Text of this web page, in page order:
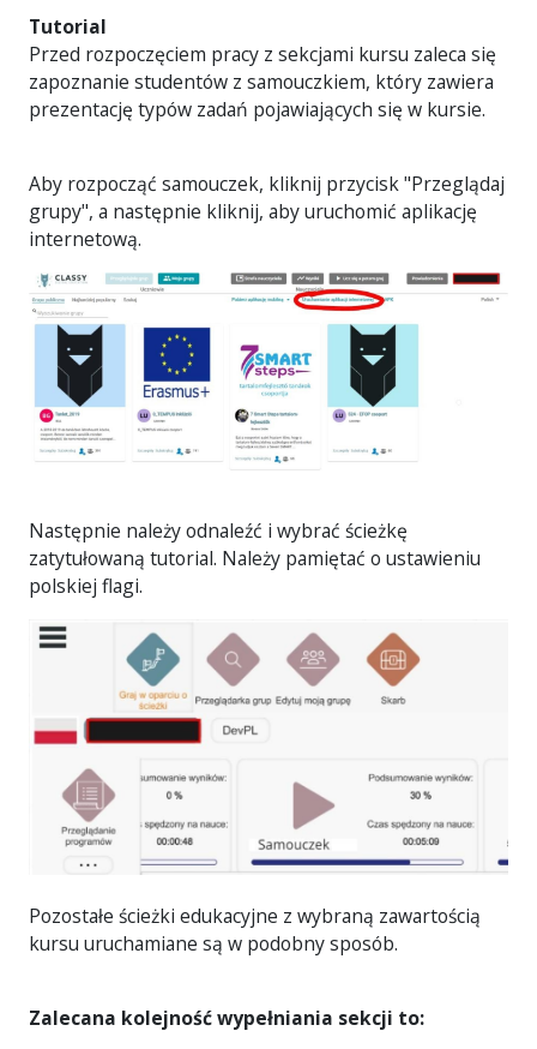
Tutorial
Przed rozpoczęciem pracy z sekcjami kursu zaleca się
zapoznanie studentów z samouczkiem, który zawiera
prezentację typów zadań pojawiających się w kursie.
Aby rozpocząć samouczek, kliknij przycisk "Przeglądaj
grupy", a następnie kliknij, aby uruchomić aplikację
internetową.
Następnie należy odnaleźć i wybrać ścieżkę
zatytułowaną tutorial. Należy pamiętać o ustawieniu
polskiej flagi.
Pozostałe ścieżki edukacyjne z wybraną zawartością
kursu uruchamiane są w podobny sposób.
Zalecana kolejność wypełniania sekcji to: